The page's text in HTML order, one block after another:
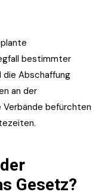
bestimmter
die Abschaffung
an der
befürchten
Gesetz?